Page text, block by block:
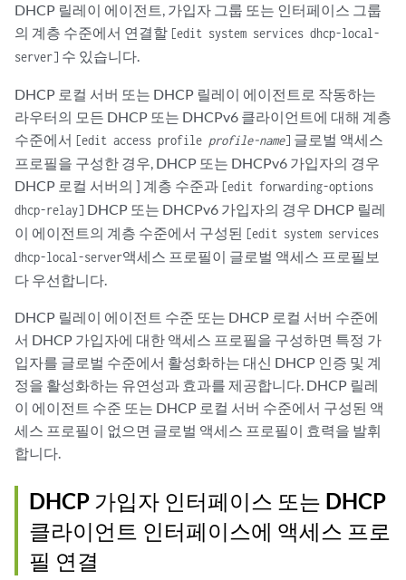
DHCP 릴레이 에이전트, 가입자 그룹 또는 인터페이스 그룹
의 계층 수준에서 연결할 [edit system services dhcp-local-
server] 수 있습니다.
DHCP 로컬 서버 또는 DHCP 릴레이 에이전트로 작동하는
라우터의 모든 DHCP 또는 DHCPv6 클라이언트에 대해 계층
수준에서 [edit access profile profile-name] 글로벌 액세스
프로필을 구성한 경우, DHCP 또는 DHCPv6 가입자의 경우
DHCP 로컬 서버의 ] 계층 수준과 [edit forwarding-options
dhcp-relay] DHCP 또는 DHCPv6 가입자의 경우 DHCP 릴레
이 에이전트의 계층 수준에서 구성된 [edit system services
dhcp-local-server액세스 프로필이 글로벌 액세스 프로필보
다 우선합니다.
DHCP 릴레이 에이전트 수준 또는 DHCP 로컬 서버 수준에
서 DHCP 가입자에 대한 액세스 프로필을 구성하면 특정 가
입자를 글로벌 수준에서 활성화하는 대신 DHCP 인증 및 계
정을 활성화하는 유연성과 효과를 제공합니다. DHCP 릴레
이 에이전트 수준 또는 DHCP 로컬 서버 수준에서 구성된 액
세스 프로필이 없으면 글로벌 액세스 프로필이 효력을 발휘
합니다.
DHCP 가입자 인터페이스 또는 DHCP
클라이언트 인터페이스에 액세스 프로
필 연결